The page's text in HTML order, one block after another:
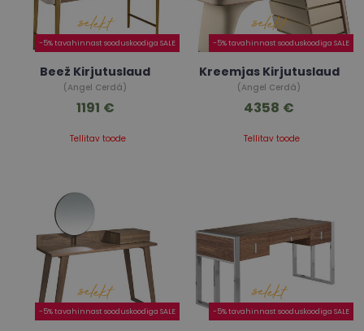
-5% tavahinnast sooduskoodiga SALE
Beež Kirjutuslaud
(Angel Cerdá)
Tellitav toode
1191 €
-5% tavahinnast sooduskoodiga SALE
Kreemjas Kirjutuslaud
(Angel Cerdá)
Tellitav toode
4358 €
-5% tavahinnast sooduskoodiga SALE -5% tavahinnast sooduskoodiga SALE